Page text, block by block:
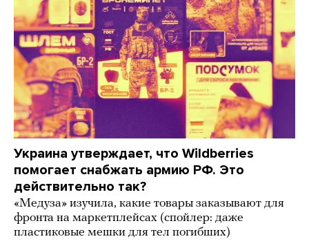
Украина утверждает, что Wildberries
помогает снабжать армию РФ. Это
действительно так?
«Медуза» изучила, какие товары заказывают для
фронта на маркетплейсах (спойлер: даже
пластиковые мешки для тел погибших)